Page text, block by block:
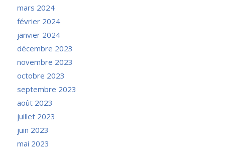
mars 2024
février 2024
janvier 2024
décembre 2023
novembre 2023
octobre 2023
septembre 2023
août 2023
juillet 2023
juin 2023
mai 2023